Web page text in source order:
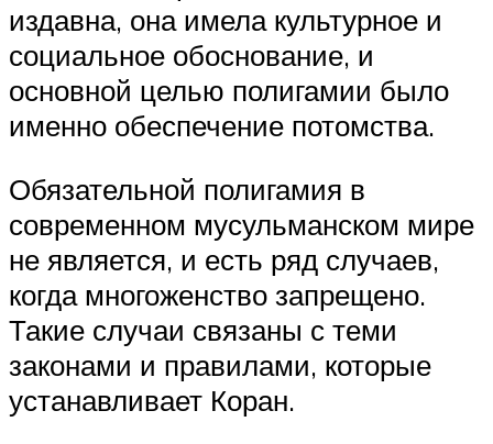
издавна, она имела культурное и
социальное обоснование, и
основной целью полигамии было
именно обеспечение потомства.
Обязательной полигамия в
современном мусульманском мире
не является, и есть ряд случаев,
когда многоженство запрещено.
Такие случаи связаны с теми
законами и правилами, которые
устанавливает Коран.